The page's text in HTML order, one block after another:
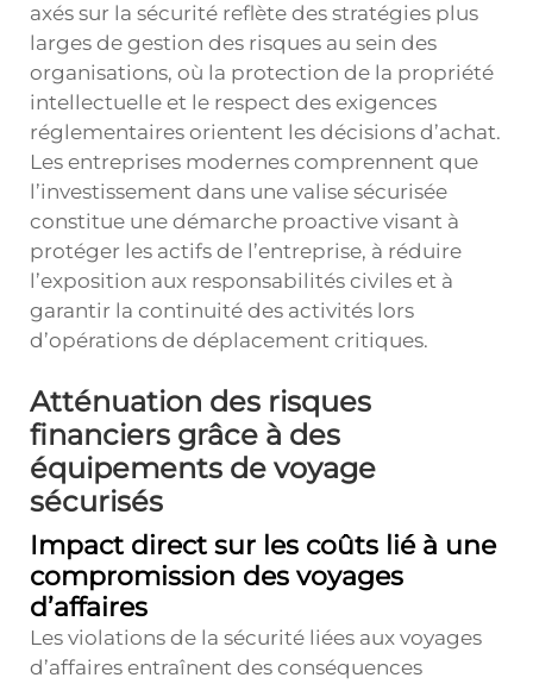
axés sur la sécurité reflète des stratégies plus
larges de gestion des risques au sein des
organisations, où la protection de la propriété
intellectuelle et le respect des exigences
réglementaires orientent les décisions d’achat.
Les entreprises modernes comprennent que
l’investissement dans une valise sécurisée
constitue une démarche proactive visant à
protéger les actifs de l’entreprise, à réduire
l’exposition aux responsabilités civiles et à
garantir la continuité des activités lors
d’opérations de déplacement critiques.
Atténuation des risques
financiers grâce à des
équipements de voyage
sécurisés
Impact direct sur les coûts lié à une
compromission des voyages
d’affaires
Les violations de la sécurité liées aux voyages
d’affaires entraînent des conséquences